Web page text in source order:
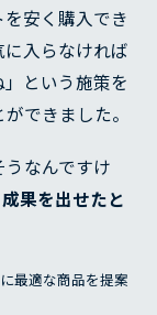
安く購入でき
入らなければ
という施策を
できました。
なんですけ
果を出せたと
最適な商品を提案